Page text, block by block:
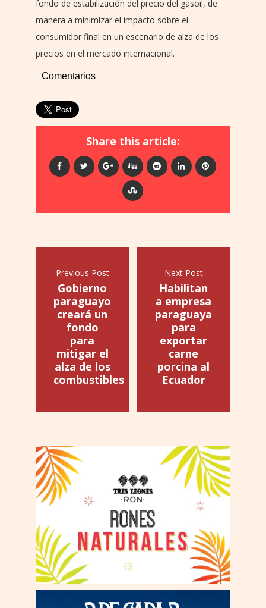
fondo de estabilización del precio del gasoil, de
manera a minimizar el impacto sobre el
consumidor final en un escenario de alza de los
precios en el mercado internacional.
Comentarios
Share this article:
Previous Post
Gobierno
paraguayo
creará un
fondo
para
mitigar el
alza de los
combustibles
Next Post
Habilitan
a empresa
paraguaya
para
exportar
carne
porcina al
Ecuador